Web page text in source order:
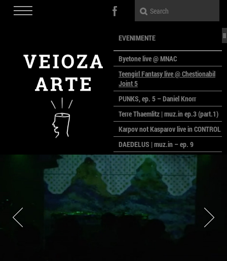
EVENIMENTE
Byetone live @ MNAC
Teengirl Fantasy live @ Chestionabil
Joint 5
PUNKS, ep. 5 – Daniel Knorr
Terre Thaemlitz | muz.in ep.3 (part.1)
Karpov not Kasparov live in CONTROL
DAEDELUS | muz.in – ep. 9
LALELE, LALELE – prima premieră a
anului la MACAZ
CinePOLSKA – filme poloneze la
București
PEOPLE OF ROMANIA se lansează la
galeria Simeza
All Stars For Outernational